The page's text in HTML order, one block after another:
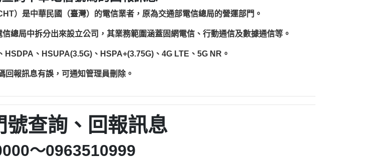
）是中華民國（臺灣）的電信業者，原為交通部電信總局的營運部門。
總局中拆分出來設立公司，其業務範圍涵蓋固網電信、行動通信及數據通信等。
、HSUPA(3.5G)、HSPA+(3.75G)、4G LTE、5G NR。
回報訊息有誤，可通知管理員刪除。
號查詢、回報訊息
～0963510999